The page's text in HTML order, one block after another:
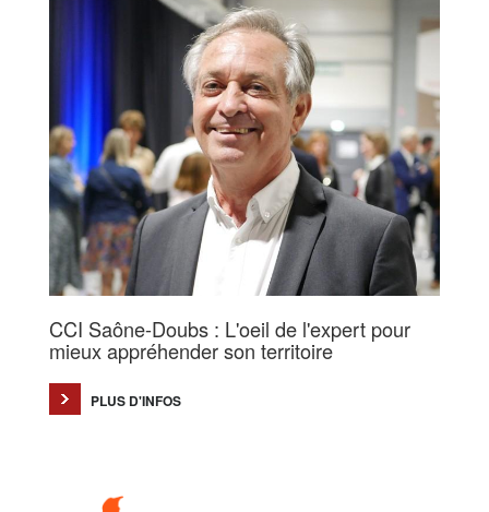
CCI Saône-Doubs : L'oeil de l'expert pour
mieux appréhender son territoire
PLUS D'INFOS